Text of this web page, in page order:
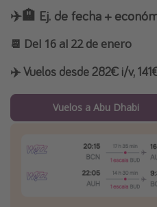
✈️🏨 Ej. de fecha +
📆 Del 16 al 22 de enero
✈️ Vuelos desde 282€ i/v,
Vuelos a Abu Dhabi